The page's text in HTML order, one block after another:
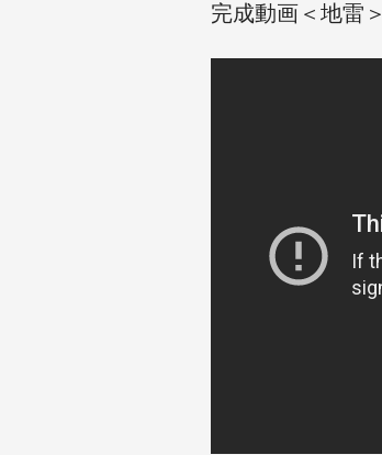
完成動画＜地雷＞